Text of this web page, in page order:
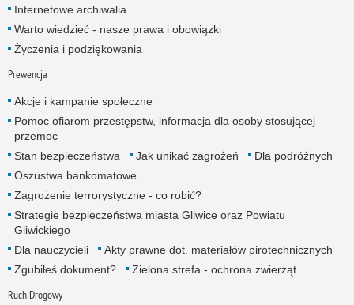
Internetowe archiwalia
Warto wiedzieć - nasze prawa i obowiązki
Życzenia i podziękowania
Prewencja
Akcje i kampanie społeczne
Pomoc ofiarom przestępstw, informacja dla osoby stosującej
przemoc
Stan bezpieczeństwa
Jak unikać zagrożeń
Dla podróżnych
Oszustwa bankomatowe
Zagrożenie terrorystyczne - co robić?
Strategie bezpieczeństwa miasta Gliwice oraz Powiatu
Gliwickiego
Dla nauczycieli
Akty prawne dot. materiałów pirotechnicznych
Zgubiłeś dokument?
Zielona strefa - ochrona zwierząt
Ruch Drogowy